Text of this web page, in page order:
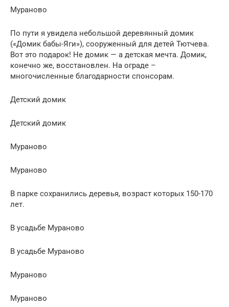
Мураново
По пути я увидела небольшой деревянный домик
(«Домик бабы-Яги»), сооруженный для детей Тютчева.
Вот это подарок! Не домик — а детская мечта. Домик,
конечно же, восстановлен. На ограде –
многочисленные благодарности спонсорам.
Детский домик
Детский домик
Мураново
Мураново
В парке сохранились деревья, возраст которых 150-170
лет.
В усадьбе Мураново
В усадьбе Мураново
Мураново
Мураново